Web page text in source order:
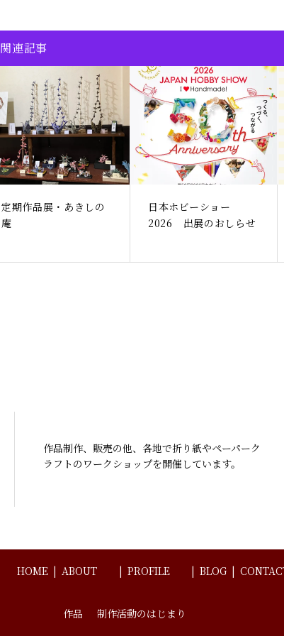
関連記事
定期作品展・あきしの
庵
日本ホビーショー
2026 出展のおしらせ
作品制作、販売の他、各地で折り紙やペーパーク
ラフトのワークショップを開催しています。
HOME ABOUT
作品
PROFILE
制作活動のはじまり
BLOG